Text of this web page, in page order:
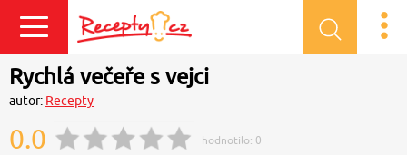
Přihlásit se
Rychlá večeře s vejci
autor: Recepty
0.0 hodnotilo: 0